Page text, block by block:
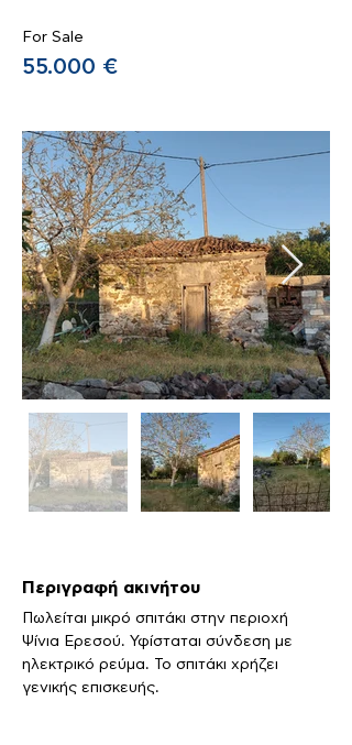
For Sale
55.000 €
Περιγραφή ακινήτου
Πωλείται μικρό σπιτάκι στην περιοχή
Ψίνια Ερεσού. Υφίσταται σύνδεση με
ηλεκτρικό ρεύμα. Το σπιτάκι χρήζει
γενικής επισκευής.